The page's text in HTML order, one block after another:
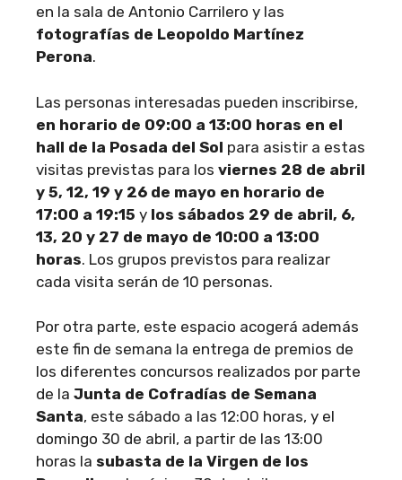
en la sala de Antonio Carrilero y las
fotografías de Leopoldo Martínez
Perona.
Las personas interesadas pueden inscribirse,
en horario de 09:00 a 13:00 horas en el
hall de la Posada del Sol para asistir a estas
visitas previstas para los viernes 28 de abril
y 5, 12, 19 y 26 de mayo en horario de
17:00 a 19:15 y los sábados 29 de abril, 6,
13, 20 y 27 de mayo de 10:00 a 13:00
horas. Los grupos previstos para realizar
cada visita serán de 10 personas.
Por otra parte, este espacio acogerá además
este fin de semana la entrega de premios de
los diferentes concursos realizados por parte
de la Junta de Cofradías de Semana
Santa, este sábado a las 12:00 horas, y el
domingo 30 de abril, a partir de las 13:00
horas la subasta de la Virgen de los